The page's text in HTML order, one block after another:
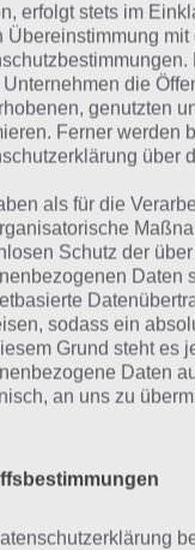
von
App Wo liegt
Funktionen. So
So kann
in bestimmten
auf denen
kann. Die Karte
im schweren
sind die
in welchem
kann in der
erfolgt stets im
Übereinstimmung
Unternehmen die
genutzten
Ferner werden
über
als für die
Schutz der
Daten
sodass ein
Grund steht es
Daten
an uns zu